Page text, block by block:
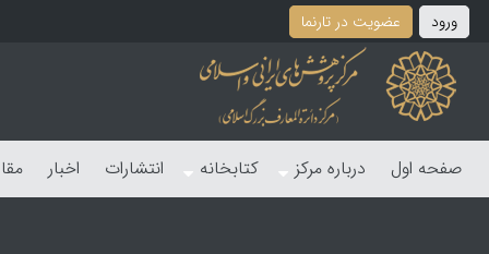
ورود عضویت در تارنما
صفحه اول درباره مرکز کتابخانه انتشارات اخبار